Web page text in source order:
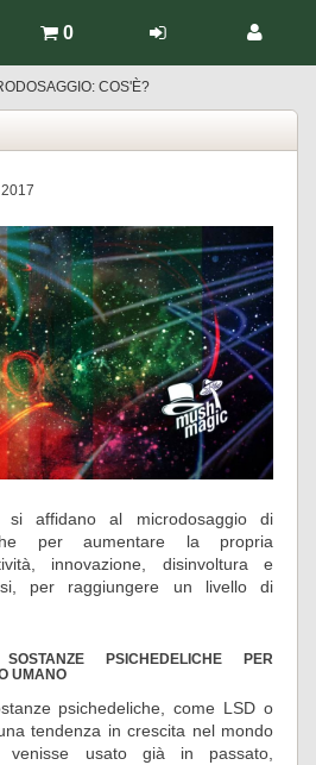
0
COS'È?
si affidano al microdosaggio di
per aumentare la propria
innovazione, disinvoltura e
per raggiungere un livello di
PSICHEDELICHE PER
UMANO
psichedeliche, come LSD o
tendenza in crescita nel mondo
venisse usato già in passato,